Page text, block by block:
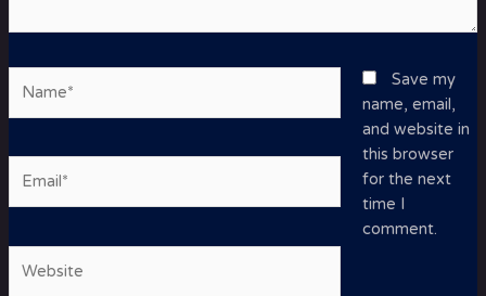
Save my
name, email,
and website in
this browser
for the next
time I
comment.